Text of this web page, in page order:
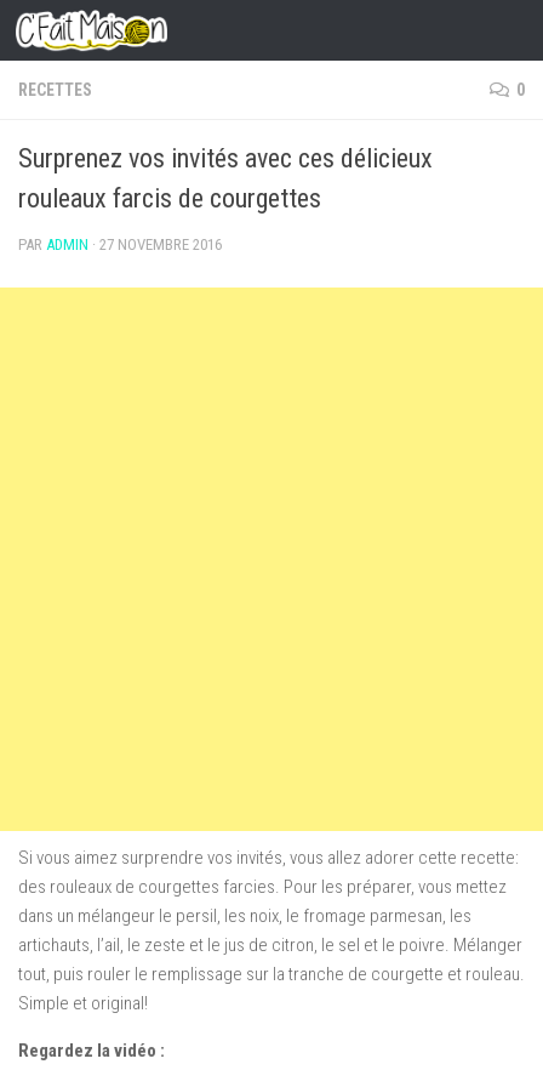
Skip to content
RECETTES 0
Surprenez vos invités avec ces délicieux
rouleaux farcis de courgettes
PAR ADMIN · 27 NOVEMBRE 2016
Si vous aimez surprendre vos invités, vous allez adorer cette recette:
des rouleaux de courgettes farcies. Pour les préparer, vous mettez
dans un mélangeur le persil, les noix, le fromage parmesan, les
artichauts, l’ail, le zeste et le jus de citron, le sel et le poivre. Mélanger
tout, puis rouler le remplissage sur la tranche de courgette et rouleau.
Simple et original!
Regardez la vidéo :